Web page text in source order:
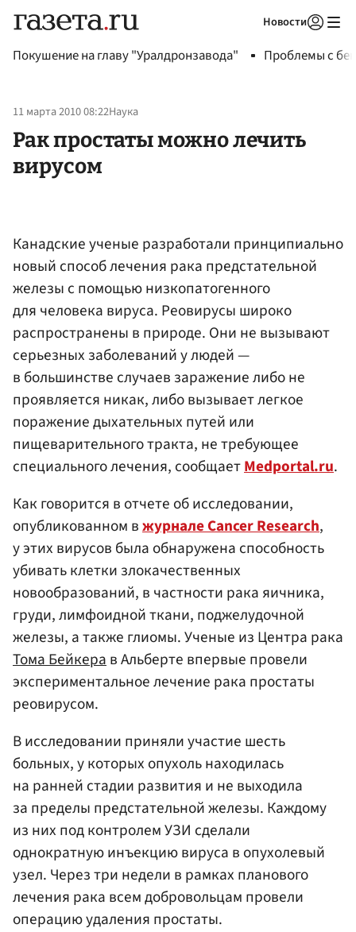
Новости
Покушение на главу "Уралдронзавода" Проблемы с
11 марта 2010 08:22Наука
Рак простаты можно лечить
вирусом
Канадские ученые разработали принципиально
новый способ лечения рака предстательной
железы с помощью низкопатогенного
для человека вируса. Реовирусы широко
распространены в природе. Они не вызывают
серьезных заболеваний у людей —
в большинстве случаев заражение либо не
проявляется никак, либо вызывает легкое
поражение дыхательных путей или
пищеварительного тракта, не требующее
специального лечения, сообщаетMedportal.ru.
Как говорится в отчете об исследовании,
опубликованном вжурнале Cancer Research,
у этих вирусов была обнаружена способность
убивать клетки злокачественных
новообразований, в частности рака яичника,
груди, лимфоидной ткани, поджелудочной
железы, а также глиомы. Ученые из Центра рака
Тома Бейкерав Альберте впервые провели
экспериментальное лечение рака простаты
реовирусом.
В исследовании приняли участие шесть
больных, у которых опухоль находилась
на ранней стадии развития и не выходила
за пределы предстательной железы. Каждому
из них под контролем УЗИ сделали
однократную инъекцию вируса в опухолевый
узел. Через три недели в рамках планового
лечения рака всем добровольцам провели
операцию удаления простаты.